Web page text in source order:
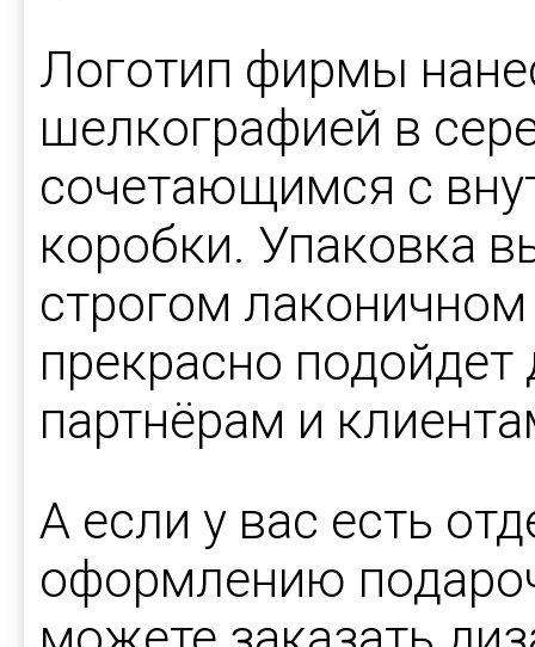
Логотип фирмы
шелкографией в
сочетающимся с
коробки. Упаковка
строгом
прекрасно подойдет
партнёрам и
А если у вас есть
оформлению